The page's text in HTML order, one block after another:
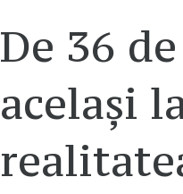
De 36
același